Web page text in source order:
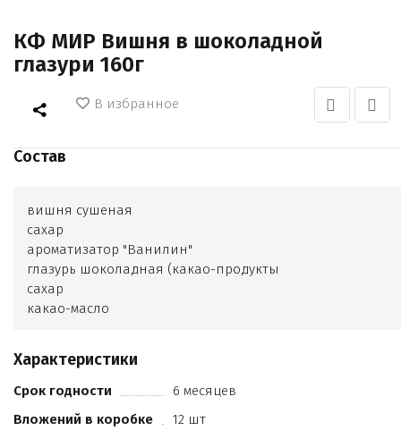
КФ МИР Вишня в шоколадной
глазури 160г
В избранное
Состав
вишня сушеная
сахар
ароматизатор "Ванилин"
глазурь шоколадная (какао-продукты
сахар
какао-масло
Характеристики
Срок годности
6 месяцев
Вложений в коробке
12 шт